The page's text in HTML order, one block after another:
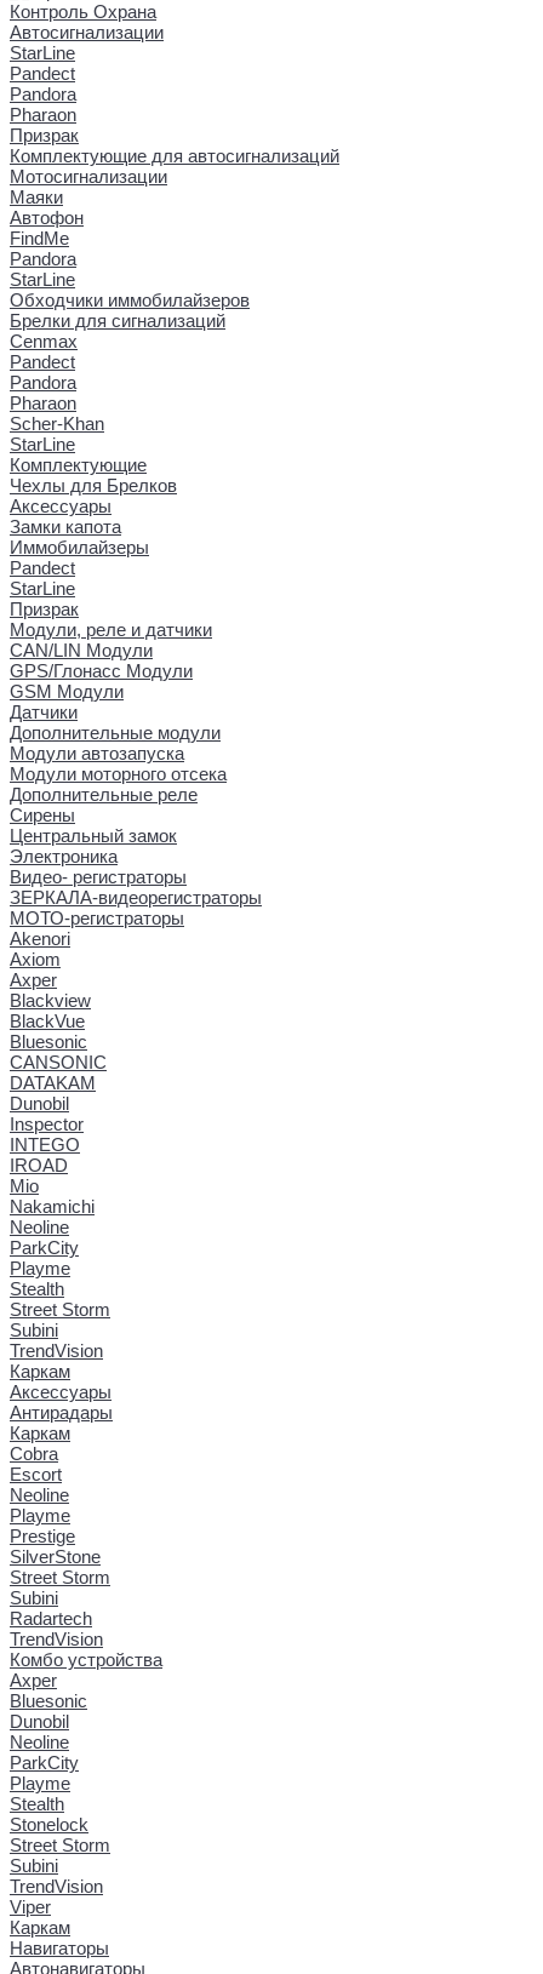
Контроль Охрана
Автосигнализации
StarLine
Pandect
Pandora
Pharaon
Призрак
Комплектующие для автосигнализаций
Мотосигнализации
Маяки
Автофон
FindMe
Pandora
StarLine
Обходчики иммобилайзеров
Брелки для сигнализаций
Cenmax
Pandect
Pandora
Pharaon
Scher-Khan
StarLine
Комплектующие
Чехлы для Брелков
Аксессуары
Замки капота
Иммобилайзеры
Pandect
StarLine
Призрак
Модули, реле и датчики
CAN/LIN Модули
GPS/Глонасс Модули
GSM Модули
Датчики
Дополнительные модули
Модули автозапуска
Модули моторного отсека
Дополнительные реле
Сирены
Центральный замок
Электроника
Видео- регистраторы
ЗЕРКАЛА-видеорегистраторы
МОТО-регистраторы
Akenori
Axiom
Axper
Blackview
BlackVue
Bluesonic
CANSONIC
DATAKAM
Dunobil
Inspector
INTEGO
IROAD
Mio
Nakamichi
Neoline
ParkCity
Playme
Stealth
Street Storm
Subini
TrendVision
Каркам
Аксессуары
Антирадары
Каркам
Cobra
Escort
Neoline
Playme
Prestige
SilverStone
Street Storm
Subini
Radartech
TrendVision
Комбо устройства
Axper
Bluesonic
Dunobil
Neoline
ParkCity
Playme
Stealth
Stonelock
Street Storm
Subini
TrendVision
Viper
Каркам
Навигаторы
Автонавигаторы